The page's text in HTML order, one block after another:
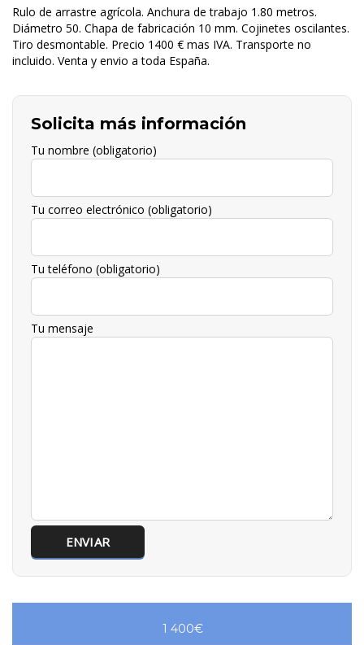
Rulo de arrastre agrícola. Anchura de trabajo 1.80 metros.
Diámetro 50. Chapa de fabricación 10 mm. Cojinetes oscilantes.
Tiro desmontable. Precio 1400 € mas IVA. Transporte no
incluido. Venta y envio a toda España.
Solicita más información
Tu nombre (obligatorio)
Tu correo electrónico (obligatorio)
Tu teléfono (obligatorio)
Tu mensaje
1 400€